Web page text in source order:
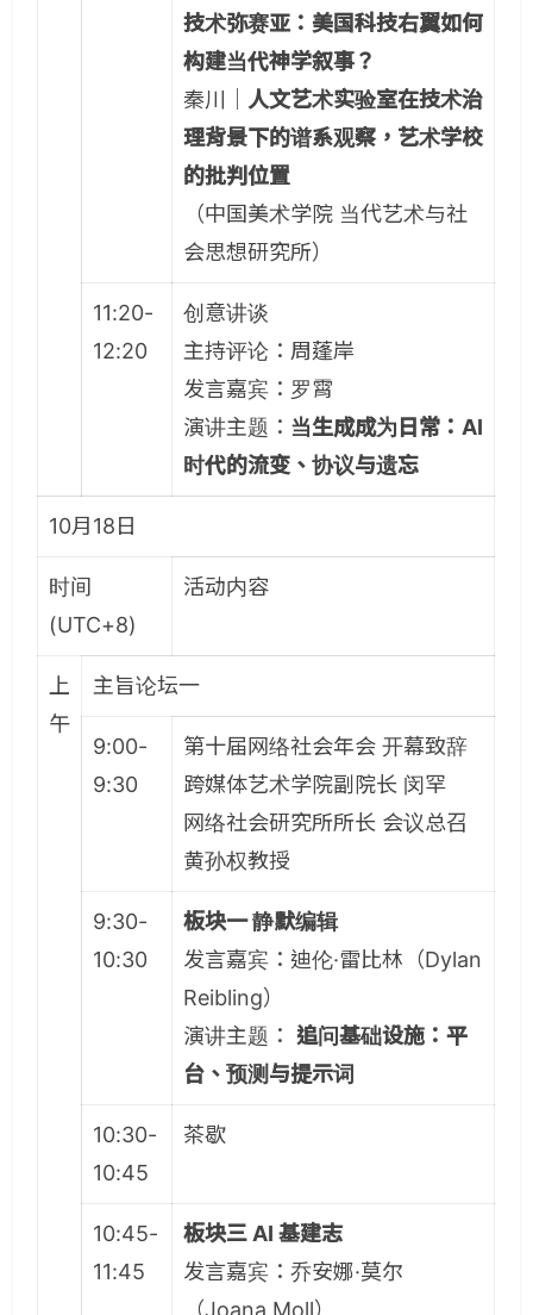
技术弥赛亚：美国科技右翼如何
构建当代神学叙事？
秦川｜ 人文艺术实验室在技术治
理背景下的谱系观察，艺术学校
的批判位置
（中国美术学院 当代艺术与社
会思想研究所）
11:20-
12:20
创意讲谈
主持评论：周蓬岸
发言嘉宾：罗霄
演讲主题： 当生成成为日常：AI
时代的流变、协议与遗忘
10月18日
时间
(UTC+8)
活动内容
上
午
主旨论坛一
9:00-
9:30
第十届网络社会年会 开幕致辞
跨媒体艺术学院副院长 闵罕
网络社会研究所所长 会议总召
黄孙权教授
9:30-
10:30
板块一 静默编辑
发言嘉宾：迪伦·雷比林（Dylan
Reibling）
演讲主题： 追问基础设施：平
台、预测与提示词
10:30-
10:45
茶歇
10:45-
11:45
板块三 AI 基建志
发言嘉宾：乔安娜·莫尔
（Joana Moll）